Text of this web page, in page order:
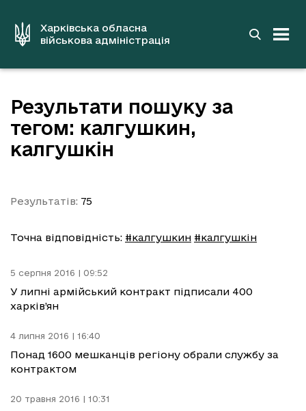
вмістуХарківська обласна
військова адміністрація
Результати пошуку за
тегом: калгушкин,
калгушкін
Результатів: 75
Точна відповідність: #калгушкин #калгушкін
5 серпня 2016 | 09:52
У липні армійський контракт підписали 400
харків’ян
4 липня 2016 | 16:40
Понад 1600 мешканців регіону обрали службу за
контрактом
20 травня 2016 | 10:31